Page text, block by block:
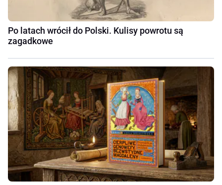
Po latach wrócił do Polski. Kulisy powrotu są
zagadkowe